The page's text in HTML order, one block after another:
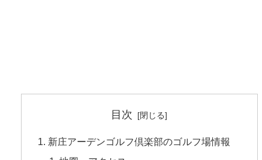
目次
新庄アーデンゴルフ倶楽部のゴルフ場情報